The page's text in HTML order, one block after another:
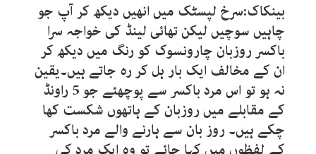
بینکاک:سرخ لپسٹک میں انھیں دیکھ کر آپ جو
چاہیں سوچیں لیکن تھائی لینڈ کی خواجہ سرا
باکسر روزبان چارونسوک کو رنگ میں دیکھ کر
ان کے مخالف ایک بار ہل کر رہ جاتے ہیں۔یقین
نہ ہو تو اس مرد باکسر سے پوچھئے جو 5 راونڈ
کے مقابلے میں روزبان کے ہاتھوں شکست کھا
چکے ہیں۔ روز بان سے ہارنے والے مرد باکسر